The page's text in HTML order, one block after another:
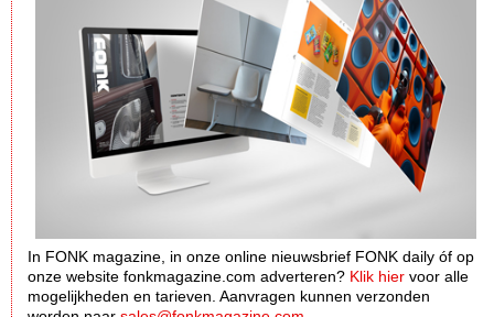
In FONK magazine, in onze online nieuwsbrief FONK daily óf op
onze website fonkmagazine.com adverteren? Klik hier voor alle
mogelijkheden en tarieven. Aanvragen kunnen verzonden